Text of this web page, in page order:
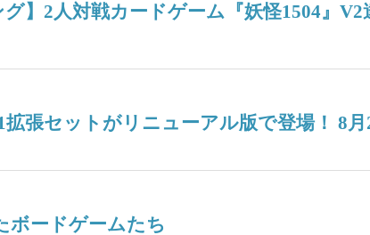
】2人対戦カードゲーム『妖怪1504』
拡張セットがリニューアル版で登場！ 8月
ボードゲームたち